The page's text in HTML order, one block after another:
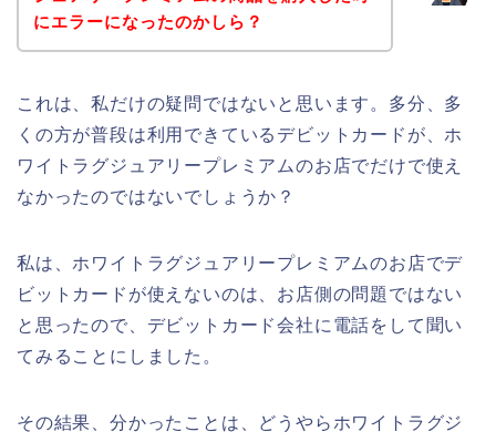
にエラーになったのかしら？
これは、私だけの疑問ではないと思います。多分、多
くの方が普段は利用できているデビットカードが、ホ
ワイトラグジュアリープレミアムのお店でだけで使え
なかったのではないでしょうか？
私は、ホワイトラグジュアリープレミアムのお店でデ
ビットカードが使えないのは、お店側の問題ではない
と思ったので、デビットカード会社に電話をして聞い
てみることにしました。
その結果、分かったことは、どうやらホワイトラグジ